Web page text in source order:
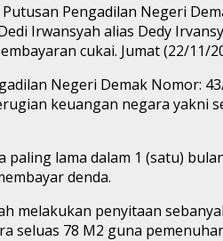
Pengadilan Negeri
Irwansyah alias Dedy
cukai. Jumat (22/11/
Negeri Demak Nomor:
keuangan negara yakni
paling lama dalam 1 (satu)
denda.
melakukan penyitaan
seluas 78 M2 guna